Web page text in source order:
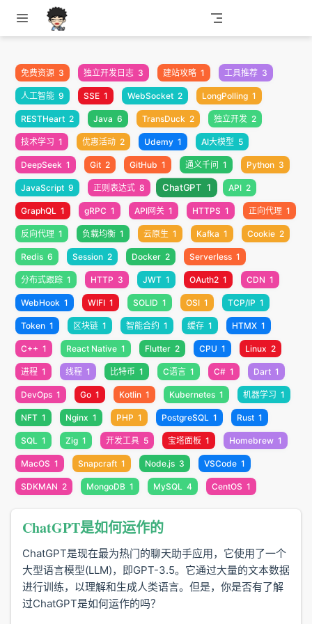
跳至主要內容
免费资源 3 独立开发日志 3 建站攻略 1 工具推荐 3
人工智能 9 SSE 1 WebSocket 2 LongPolling 1
RESTHeart 2 Java 6 TransDuck 2 独立开发 2
技术学习 1 优惠活动 2 Udemy 1 AI大模型 5
DeepSeek 1 Git 2 GitHub 1 通义千问 1 Python 3
JavaScript 9 正则表达式 8 ChatGPT 1 API 2
GraphQL 1 gRPC 1 API网关 1 HTTPS 1 正向代理 1
反向代理 1 负载均衡 1 云原生 1 Kafka 1 Cookie 2
Redis 6 Session 2 Docker 2 Serverless 1
分布式跟踪 1 HTTP 3 JWT 1 OAuth2 1 CDN 1
WebHook 1 WIFI 1 SOLID 1 OSI 1 TCP/IP 1
Token 1 区块链 1 智能合约 1 缓存 1 HTMX 1
C++ 1 React Native 1 Flutter 2 CPU 1 Linux 2
进程 1 线程 1 比特币 1 C语言 1 C# 1 Dart 1
DevOps 1 Go 1 Kotlin 1 Kubernetes 1 机器学习 1
NFT 1 Nginx 1 PHP 1 PostgreSQL 1 Rust 1
SQL 1 Zig 1 开发工具 5 宝塔面板 1 Homebrew 1
MacOS 1 Snapcraft 1 Node.js 3 VSCode 1
SDKMAN 2 MongoDB 1 MySQL 4 CentOS 1
ChatGPT是如何运作的
ChatGPT是现在最为热门的聊天助手应用，它使用了一个
大型语言模型(LLM)，即GPT-3.5。它通过大量的文本数据
进行训练，以理解和生成人类语言。但是，你是否有了解
过ChatGPT是如何运作的吗？